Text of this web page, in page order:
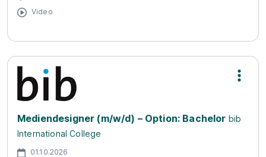
Video
Mediendesigner (m/w/d) – Option: Bachelor bib
International College
01.10.2026